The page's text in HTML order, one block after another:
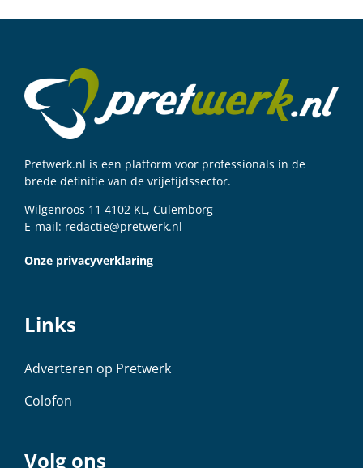
Pretwerk.nl is een platform voor professionals in de
brede definitie van de vrijetijdssector.
Wilgenroos 11 4102 KL, Culemborg
E-mail: redactie@pretwerk.nl
Onze privacyverklaring
Links
Adverteren op Pretwerk
Colofon
Volg ons